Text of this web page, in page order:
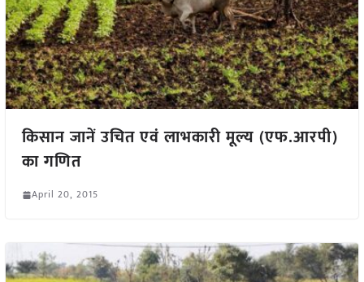
किसान जानें उचित एवं लाभकारी मूल्य (एफ.आरपी)
का गणित
April 20, 2015